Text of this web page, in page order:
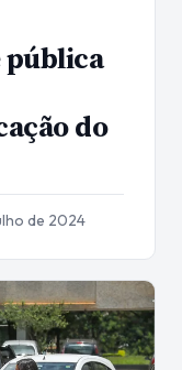
pública
do
de 2024